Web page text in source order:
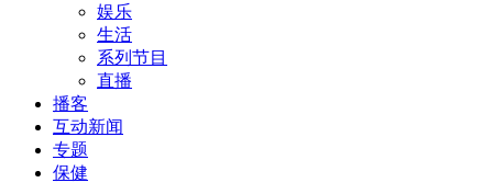
娱乐
生活
系列节目
直播
播客
互动新闻
专题
保健